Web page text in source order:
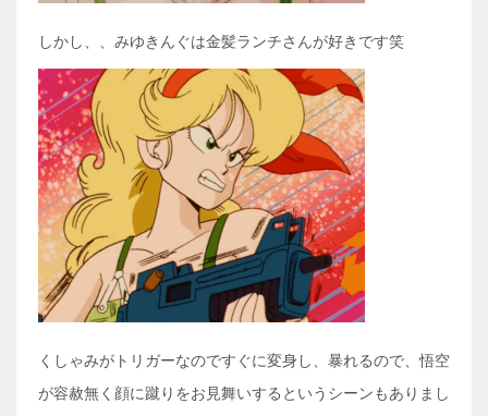
しかし、、みゆきんぐは金髪ランチさんが好きです笑
くしゃみがトリガーなのですぐに変身し、暴れるので、悟空
が容赦無く顔に蹴りをお見舞いするというシーンもありまし